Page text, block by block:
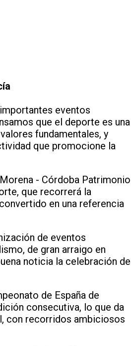
eventos
que el deporte es una
fundamentales, y
que promocione la
- Córdoba Patrimonio
que recorrerá la
en una referencia
de eventos
de gran arraigo en
noticia la celebración de
de España de
consecutiva, lo que da
con recorridos ambiciosos